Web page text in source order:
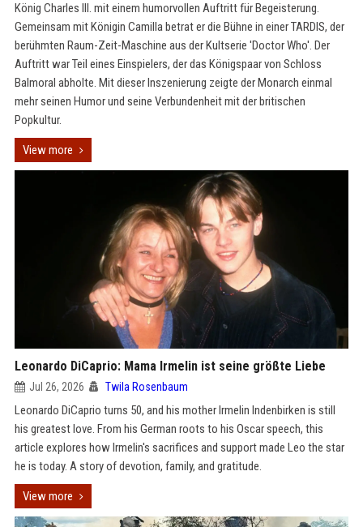
König Charles III. mit einem humorvollen Auftritt für Begeisterung.
Gemeinsam mit Königin Camilla betrat er die Bühne in einer TARDIS, der
berühmten Raum-Zeit-Maschine aus der Kultserie 'Doctor Who'. Der
Auftritt war Teil eines Einspielers, der das Königspaar von Schloss
Balmoral abholte. Mit dieser Inszenierung zeigte der Monarch einmal
mehr seinen Humor und seine Verbundenheit mit der britischen
Popkultur.
View more
Leonardo DiCaprio: Mama Irmelin ist seine größte Liebe
Jul 26, 2026 Twila Rosenbaum
Leonardo DiCaprio turns 50, and his mother Irmelin Indenbirken is still
his greatest love. From his German roots to his Oscar speech, this
article explores how Irmelin's sacrifices and support made Leo the star
he is today. A story of devotion, family, and gratitude.
View more